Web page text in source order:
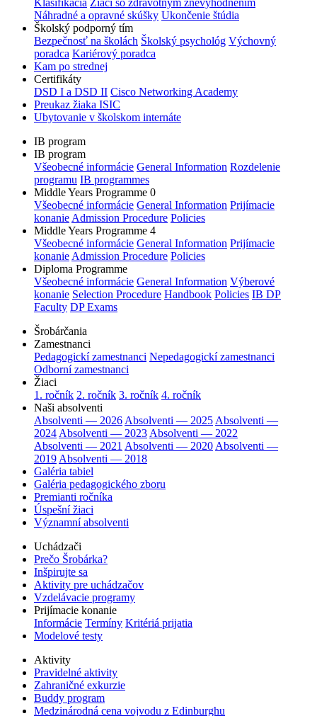
Klasifikácia Žiaci so zdravotným znevýhodnením
Náhradné a opravné skúšky Ukončenie štúdia
Školský podporný tím
Bezpečnosť na školách Školský psychológ Výchovný
poradca Kariérový poradca
Kam po strednej
Certifikáty
DSD I a DSD II Cisco Networking Academy
Preukaz žiaka ISIC
Ubytovanie v školskom internáte
IB program
IB program
Všeobecné informácie General Information Rozdelenie
programu IB programmes
Middle Years Programme 0
Všeobecné informácie General Information Prijímacie
konanie Admission Procedure Policies
Middle Years Programme 4
Všeobecné informácie General Information Prijímacie
konanie Admission Procedure Policies
Diploma Programme
Všeobecné informácie General Information Výberové
konanie Selection Procedure Handbook Policies IB DP
Faculty DP Exams
Šrobárčania
Zamestnanci
Pedagogickí zamestnanci Nepedagogickí zamestnanci
Odborní zamestnanci
Žiaci
1. ročník 2. ročník 3. ročník 4. ročník
Naši absolventi
Absolventi — 2026 Absolventi — 2025 Absolventi —
2024 Absolventi — 2023 Absolventi — 2022
Absolventi — 2021 Absolventi — 2020 Absolventi —
2019 Absolventi — 2018
Galéria tabiel
Galéria pedagogického zboru
Premianti ročníka
Úspešní žiaci
Významní absolventi
Uchádzači
Prečo Šrobárka?
Inšpirujte sa
Aktivity pre uchádzačov
Vzdelávacie programy
Prijímacie konanie
Informácie Termíny Kritériá prijatia
Modelové testy
Aktivity
Pravidelné aktivity
Zahraničné exkurzie
Buddy program
Medzinárodná cena vojvodu z Edinburghu